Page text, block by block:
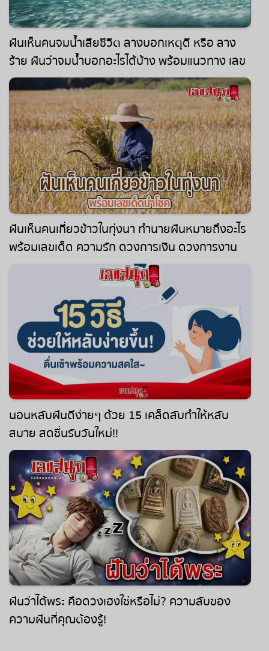
ฝันเห็นคนจมน้ำเสียชีวิต ลางบอกเหตุดี หรือ ลาง
ร้าย ฝันว่าจมน้ำบอกอะไรได้บ้าง พร้อมแนวทาง เลข
เด็ด
ฝันเห็นคนเกี่ยวข้าวในทุ่งนา ทำนายฝันหมายถึงอะไร
พร้อมเลขเด็ด ความรัก ดวงการเงิน ดวงการงาน
นอนหลับฝันดีง่ายๆ ด้วย 15 เคล็ดลับทำให้หลับ
สบาย สดชื่นรับวันใหม่!!
ฝันว่าได้พระ คือดวงเฮงใช่หรือไม่? ความลับของ
ความฝันที่คุณต้องรู้!